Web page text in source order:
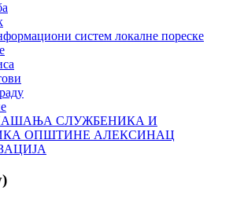
систем локалне пореске
СЛУЖБЕНИКА И
ОПШТИНЕ АЛЕКСИНАЦ